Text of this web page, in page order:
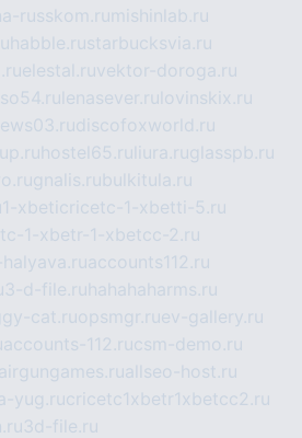
russkom.ru mishinlab.ru
habble.rustarbucksvia.ru
elestal.ruvektor-doroga.ru
lenasever.ru lovinskix.ru
discofoxworld.ru
hostel65.ru liura.ruglasspb.ru
gnalis.rubulkitula.ru
1-xbeticricetc-1-xbetti-5.ru
1-xbetr-1-xbetcc-2.ru
accounts112.ru
3-d-file.ru hahahaharms.ru
cat.ruopsmgr.ruev-gallery.ru
accounts-112.rucsm-demo.ru
airgungames.ruallseo-host.ru
yug.rucricetc1xbetr1xbetcc2.ru
3d-file.ru